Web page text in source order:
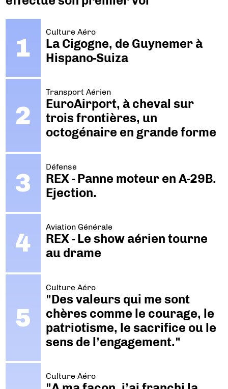
Culture Aéro
La Cigogne, de Guynemer à
Hispano-Suiza
Transport Aérien
EuroAirport, à cheval sur
trois frontières, un
octogénaire en grande forme
Défense
REX - Panne moteur en A-29B.
Ejection.
Aviation Générale
REX - Le show aérien tourne
au drame
Culture Aéro
"Des valeurs qui me sont
chères comme le courage, le
patriotisme, le sacrifice ou le
sens de l’engagement."
Culture Aéro